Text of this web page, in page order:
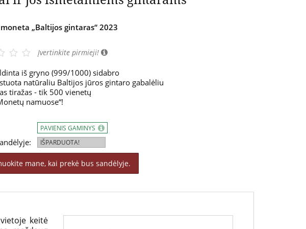
„Baltijos gintaras“ 2023
Įvertinkite pirmieji!
iš gryno (999/1000) sidabro
natūraliu Baltijos jūros gintaro gabalėliu
tiražas - tik 500 vienetų
namuose“!
PAVIENIS GAMINYS
IŠPARDUOTA!
mane, kai prekė bus sandėlyje.
keitė